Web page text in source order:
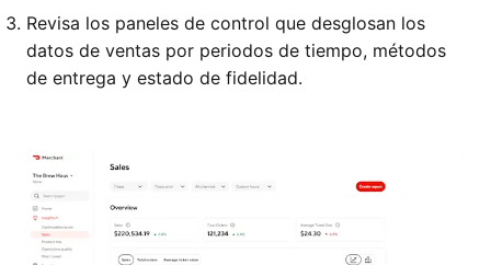
Revisa los paneles de control que desglosan los
datos de ventas por periodos de tiempo, métodos
de entrega y estado de fidelidad.